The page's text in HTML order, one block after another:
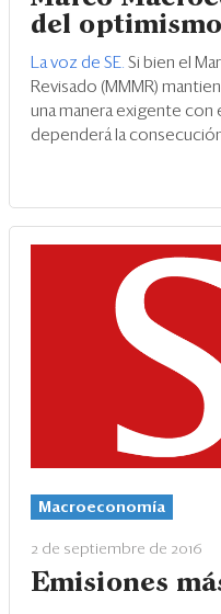
del
La voz de SE. Si bien el
Revisado (MMMR)
una manera exigente
dependerá la
Macroeconomía
2 de septiembre de 2016
Emisiones